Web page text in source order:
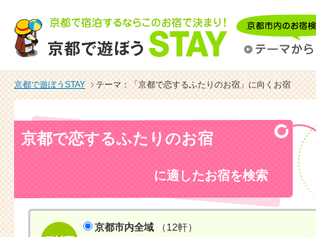
京都で遊ぼうSTAY テーマ：「京都で恋するふたりのお宿」に向くお宿
京都で恋するふたりのお宿
に適したお宿を検索
京都市内全域 （12軒）